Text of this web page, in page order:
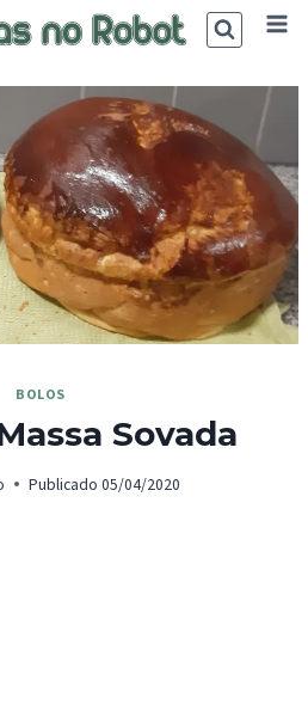
BOLOS
Sovada
Publicado 05/04/2020